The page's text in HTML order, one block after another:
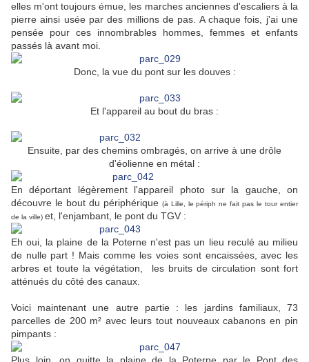
elles m'ont toujours émue, les marches anciennes d'escaliers à la
pierre ainsi usée par des millions de pas. A chaque fois, j'ai une
pensée pour ces innombrables hommes, femmes et enfants
passés là avant moi.
Donc, la vue du pont sur les douves :
Et l'appareil au bout du bras :
Ensuite, par des chemins ombragés, on arrive à une drôle
d'éolienne en métal :
En déportant légèrement l'appareil photo sur la gauche, on
découvre le bout du périphérique (à Lille, le périph ne fait pas le tour entier
de la ville) et, l'enjambant, le pont du TGV :
Eh oui, la plaine de la Poterne n'est pas un lieu reculé au milieu
de nulle part ! Mais comme les voies sont encaissées, avec les
arbres et toute la végétation, les bruits de circulation sont fort
atténués du côté des canaux.
Voici maintenant une autre partie : les jardins familiaux, 73
parcelles de 200 m² avec leurs tout nouveaux cabanons en pin
pimpants :